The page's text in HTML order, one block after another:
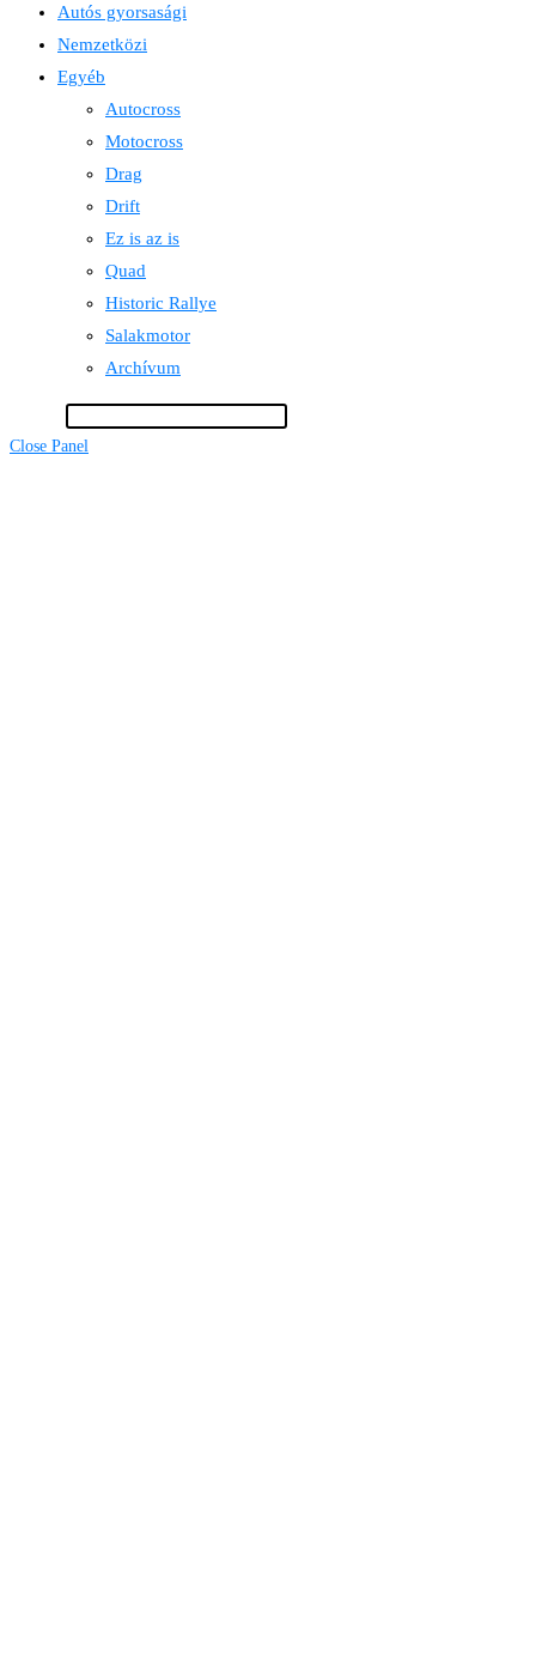
Autós gyorsasági
Nemzetközi
Egyéb
Autocross
Motocross
Drag
Drift
Ez is az is
Quad
Historic Rallye
Salakmotor
Archívum
Close Panel